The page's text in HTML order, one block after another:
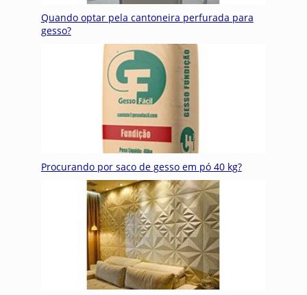
Quando optar pela cantoneira perfurada para
gesso?
Procurando por saco de gesso em pó 40 kg?